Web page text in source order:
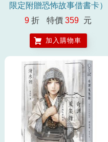
限定附贈恐怖故事借書卡）
9 折 特價 359 元
加入購物車